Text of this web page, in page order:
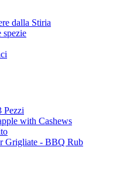
dalla Stiria
spezie
Pezzi
with Cashews
Grigliate - BBQ Rub